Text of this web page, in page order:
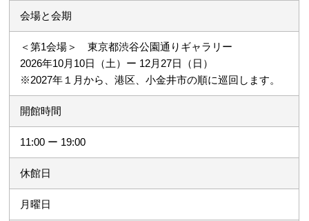
会場と会期
＜第1会場＞ 東京都渋谷公園通りギャラリー
2026年10月10日（土）ー 12月27日（日）
※2027年１月から、港区、小金井市の順に巡回します。
開館時間
11:00 ー 19:00
休館日
月曜日